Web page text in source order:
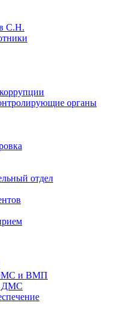
С.Н.
органы
отдел
и ВМП
ДМС